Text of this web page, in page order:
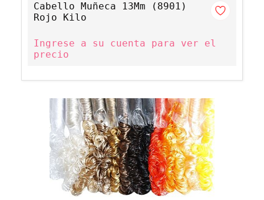
Cabello Muñeca 13Mm (8901)
Rojo Kilo
Ingrese a su cuenta para ver el
precio